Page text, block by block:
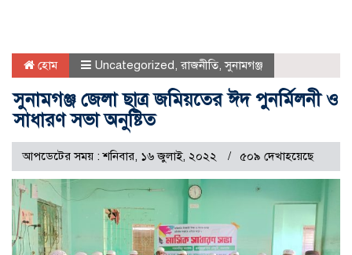
হোম Uncategorized, রাজনীতি,সুনামগঞ্জ
সুনামগঞ্জ জেলা ছাত্র জমিয়তের ঈদ পুনর্মিলনী ও
সাধারণ সভা অনুষ্টিত
আপডেটের সময় : শনিবার, ১৬ জুলাই, ২০২২ ৫০৯ দেখাহয়েছে